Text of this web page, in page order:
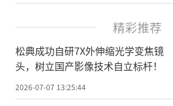
精彩推荐
松典成功自研7X外伸缩光学变焦镜
头，树立国产影像技术自立标杆！
2026-07-07 13:25:44